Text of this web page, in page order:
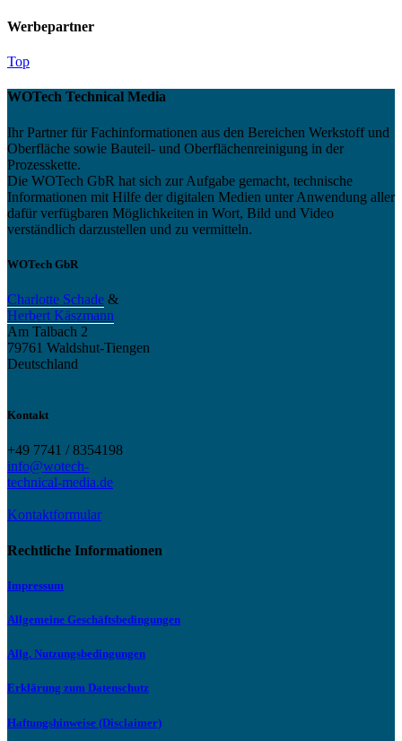
Werbepartner
Top
WOTech Technical Media
Ihr Partner für Fachinformationen aus den Bereichen Werkstoff und
Oberfläche sowie Bauteil- und Oberflächenreinigung in der
Prozesskette.
Die WOTech GbR hat sich zur Aufgabe gemacht, technische
Informationen mit Hilfe der digitalen Medien unter Anwendung aller
dafür verfügbaren Möglichkeiten in Wort, Bild und Video
verständlich darzustellen und zu vermitteln.
WOTech GbR
Charlotte Schade &
Herbert Käszmann
Am Talbach 2
79761 Waldshut-Tiengen
Deutschland
Kontakt
+49 7741 / 8354198
info@wotech-
technical-media.de
Kontaktformular
Rechtliche Informationen
Impressum
Allgemeine Geschäftsbedingungen
Allg. Nutzungsbedingungen
Erklärung zum Datenschutz
Haftungshinweise (Disclaimer)